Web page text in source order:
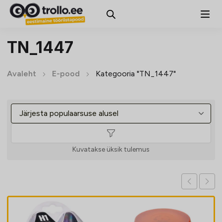
TN_1447
Avaleht E-pood Kategooria "TN_1447"
Kuvatakse üksik tulemus